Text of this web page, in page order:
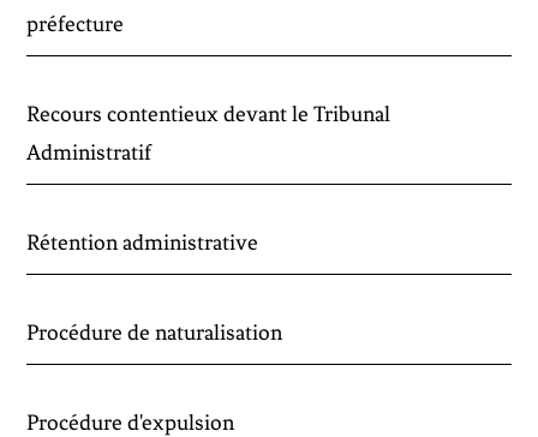
préfecture
Recours contentieux devant le Tribunal
Administratif
Rétention administrative
Procédure de naturalisation
Procédure d'expulsion